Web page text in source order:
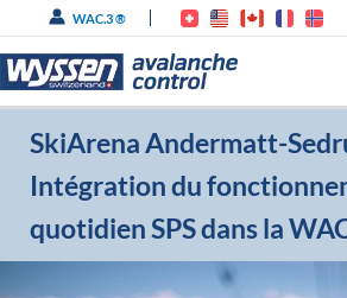
contenu
WAC.3 ®
SkiArena Andermatt-
Intégration du
quotidien SPS dans la